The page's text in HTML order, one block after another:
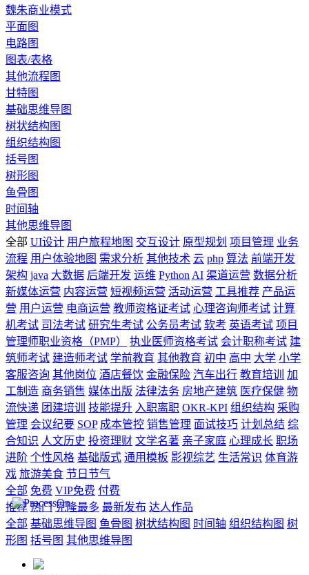
魏朱商业模式
平面图
电路图
图表/表格
其他流程图
甘特图
基础思维导图
树状结构图
组织结构图
括号图
树形图
鱼骨图
时间轴
其他思维导图
全部 UI设计 用户旅程地图 交互设计 原型规划 项目管理 业务
流程 用户体验地图 需求分析 其他技术 云 php 算法 前端开发
架构 java 大数据 后端开发 运维 Python AI 渠道运营 数据分析
新媒体运营 内容运营 短视频运营 活动运营 工具推荐 产品运
营 用户运营 电商运营 教师资格证考试 心理咨询师考试 计算
机考试 司法考试 研究生考试 公务员考试 软考 英语考试 项目
管理师职业资格（PMP）
执业医师资格考试 会计职称考试 建
筑师考试 建造师考试 学前教育 其他教育 初中 高中 大学 小学
客服咨询 其他岗位 酒店餐饮 金融保险 汽车出行 教育培训
加
工制造 商务销售 媒体出版 法律法务 房地产建筑 医疗保健 物
流快递 团建培训 技能提升 入职离职 OKR-KPI 组织结构 采购
管理 会议纪要 SOP 成本管控 销售管理 面试技巧 计划总结 综
合知识 人文历史 投资理财 文学名著 亲子家庭 心理成长 职场
进阶 个性风格 基础版式 通用模板 影视综艺 生活常识 体育游
戏 旅游美食 节日节气
全部 免费 VIP免费 付费
推荐 热门 克隆最多 最新发布 达人作品
全部 基础思维导图 鱼骨图 树状结构图 时间轴 组织结构图 树
形图 括号图 其他思维导图